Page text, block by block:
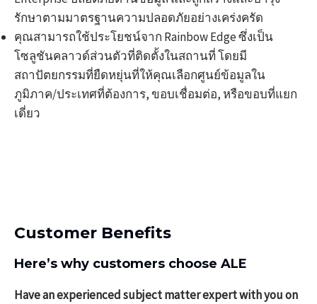
รักษาตามมาตรฐานความปลอดภัยอย่างเคร่งครัด
คุณสามารถใช้ประโยชน์จาก Rainbow Edge ซึ่งเป็น
โซลูชันคลาวด์ส่วนตัวที่ติดตั้งในสถานที่ โดยมี
สถาปัตยกรรมที่ยืดหยุ่นที่ให้คุณเลือกศูนย์ข้อมูลใน
ภูมิภาค/ประเทศที่ต้องการ, ขอบเชื่อมต่อ, หรือขอบที่แยก
เดี่ยว
Customer Benefits
Here’s why customers choose ALE
Have an experienced subject matter expert with you on